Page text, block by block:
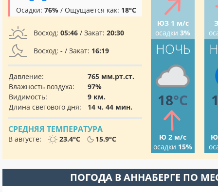
Осадки: 76% / Ощущается как: 18°C
Восход: 05:46 / Закат: 20:30
Восход: - / Закат: 16:19
Давление:
765 мм.рт.ст.
Влажность воздуха:
97%
Видимость:
9 км.
Длина светового дня:
14 ч. 44 мин.
СРЕДНЯЯ ТЕМПЕРАТУРА
В августе: 23.4°C 15.9°C
ЮЗ 1 м/с
осадки 3%
НОЧЬ
18°C
Ю 2 м/с
осадки 15%
ПОГОДА В АННАБЕРГЕ ПО